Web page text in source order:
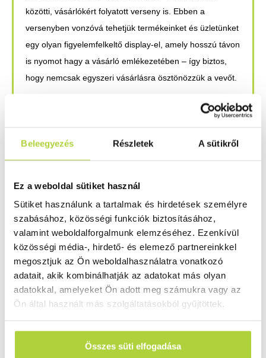
Beleegyezés Részletek A sütikről
Ez a weboldal sütiket használ
Sütiket használunk a tartalmak és hirdetések személyre
szabásához, közösségi funkciók biztosításához,
valamint weboldalforgalmunk elemzéséhez. Ezenkívül
közösségi média-, hirdető- és elemező partnereinkkel
megosztjuk az Ön weboldalhasználatra vonatkozó
adatait, akik kombinálhatják az adatokat más olyan
adatokkal, amelyeket Ön adott meg számukra vagy az
Ön által használt más szolgáltatásokból gyűjtöttek.
Összes süti elfogadása
közötti, vásárlókért folyatott verseny is. Ebben a
versenyben vonzóvá tehetjük termékeinket és üzletünket
egy olyan figyelemfelkeltő display-el, amely hosszú távon
is nyomot hagy a vásárló emlékezetében – így biztos,
hogy nemcsak egyszeri vásárlásra ösztönözzük a vevőt.
kihelyezett display-k remek módot adnak az önreklámra,
a cég termékének és szolgáltatásainak bemutatására.
Ezt a fajta display is elérhető a legkülönbözőbb
színekben és dizájnokban, így ha jó tájékoztató anyaggal
töltjük fel, biztos a siker!
Az alacsony kivitelezési költségből előállítható akril vagy
polisztirol hordozók a legjobb választást
jelenthetik éttermek, bankok, hotelek számára is,
Bővebb információértvegye fel velünk a kapcsolatot